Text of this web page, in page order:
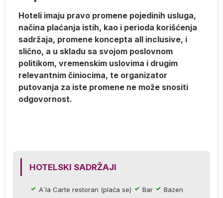
Hoteli imaju pravo promene pojedinih usluga,
načina plaćanja istih, kao i perioda korišćenja
sadržaja, promene koncepta all inclusive, i
slično, a u skladu sa svojom poslovnom
politikom, vremenskim uslovima i drugim
relevantnim činiocima, te organizator
putovanja za iste promene ne može snositi
odgovornost.
HOTELSKI SADRŽAJI
A`la Carte restoran (plaća se) Bar
Bazen